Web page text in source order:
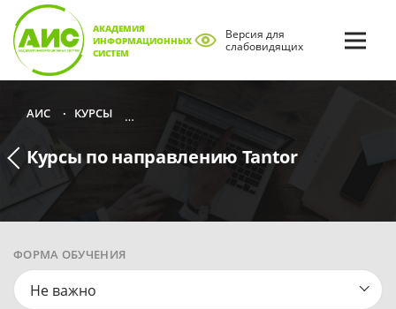
АКАДЕМИЯ
ИНФОРМАЦИОННЫХ
СИСТЕМ
Версия для
слабовидящих
АИС • КУРСЫ
Курсы по направлению Tantor
ФОРМА ОБУЧЕНИЯ
Не важно